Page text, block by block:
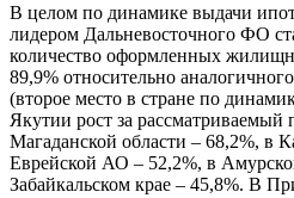
В целом по динамике выдачи
лидером Дальневосточного ФО
количество оформленных
89,9% относительно
(второе место в стране по
Якутии рост за рассматриваемый
Магаданской области – 68,2%, в
Еврейской АО – 52,2%, в
Забайкальском крае – 45,8%. В